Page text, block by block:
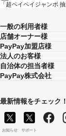
「超ペイペイジャンボ
一般の利用者様
店舗オーナー様
PayPay加盟店様
法人のお客様
自治体の担当者様
PayPay株式会社
最新情報をチェック！
お知らせ サポート